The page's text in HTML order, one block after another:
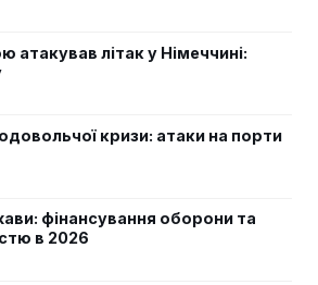
атакував літак у Німеччині:
кризи: атаки на порти
фінансування оборони та
в 2026